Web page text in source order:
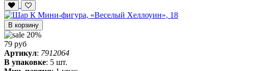
В корзину
20%
79 руб
Артикул: 7912064
В упаковке: 5 шт.